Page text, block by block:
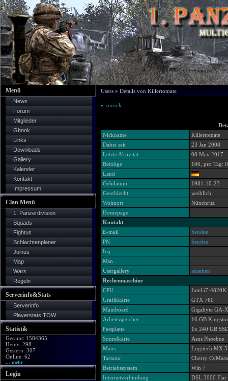
Menü
News
Forum
Mitglieder
Gbook
Links
Downloads
Gallery
Kalender
Kontakt
Impressum
Clan Menü
1. Panzerdivision
Squads
Fightus
Schlachtenplaner
Joinus
Map
Wars
Regeln
Serverinfo&Stats
Serverinfo
Playerstats TOW
Statistik
Gesamt: 1584365
Heute: 298
Gestern: 307
Online: 62
... mehr
Login
Users » Details von Killertomate
« zurück
Nickname
Killertomate
Dabei seit
23 Jan 2008
Letzte Aktivität
08 May 2017 -
Beiträge
106, pro Tag:
Land
Gebdatum
1981-10-23
Geschlecht
weiblich
Wohnort
Nünchritz
Homepage
Kontakt
E-mail
Senden
PN
Senden
Icq
Msn
Usergallery
ansehen
Rechenmaschine
CPU
Intel i7-4820K
Grafikkarte
GTX 760
Mainboard
Gigabyte GA-
Arbeitsspeicher
16 GB
Festplatte
1x 240 GB
Soundkarte
Asus Phoebus
Maus
Logitech MX
Tastatur
Cherry
Betriebssystem
Win 7
Internetverbindung
DSL 3000 Flat